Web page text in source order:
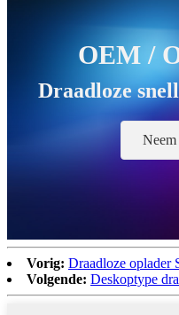
OEM /
Draadloze
Vorig: Draadloze oplader
Volgende: Deskoptype